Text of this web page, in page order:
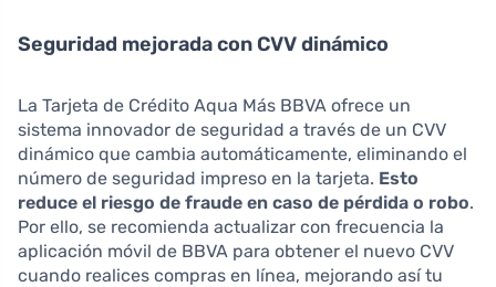
Seguridad mejorada con CVV dinámico
La Tarjeta de Crédito Aqua Más BBVA ofrece un
sistema innovador de seguridad a través de un CVV
dinámico que cambia automáticamente, eliminando el
número de seguridad impreso en la tarjeta. Esto
reduce el riesgo de fraude en caso de pérdida o robo.
Por ello, se recomienda actualizar con frecuencia la
aplicación móvil de BBVA para obtener el nuevo CVV
cuando realices compras en línea, mejorando así tu